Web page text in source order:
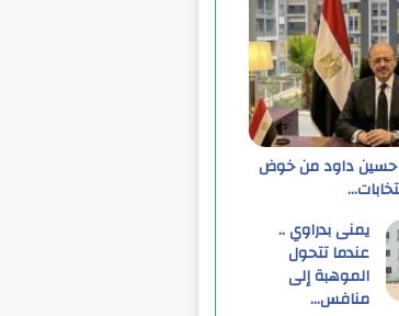
حسين داود من خوض
يمنى بدراوي ..
عندما تتحول
الموهبة إلى
منافس…